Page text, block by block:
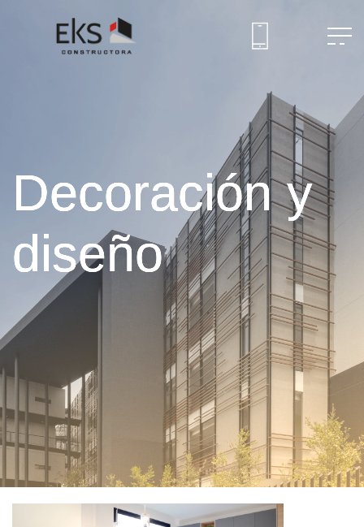
Decoración y
diseño